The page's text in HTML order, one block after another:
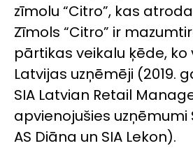
zīmolu “Citro”, kas
Zīmols “Citro” ir
pārtikas veikalu ķēde, ko
Latvijas uzņēmēji (2019.
SIA Latvian Retail
apvienojušies uzņēmumi
AS Diāna un SIA Lekon).